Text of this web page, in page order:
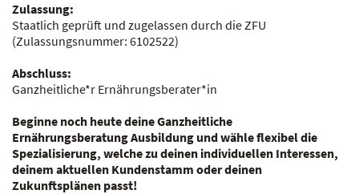
Zulassung:
Staatlich geprüft und zugelassen durch die ZFU
(Zulassungsnummer: 6102522)
Abschluss:
Ganzheitliche*r Ernährungsberater*in
Beginne noch heute deine Ganzheitliche
Ernährungsberatung Ausbildung und wähle flexibel die
Spezialisierung, welche zu deinen individuellen Interessen,
deinem aktuellen Kundenstamm oder deinen
Zukunftsplänen passt!